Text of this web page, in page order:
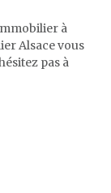
à
Alsace vous
pas à